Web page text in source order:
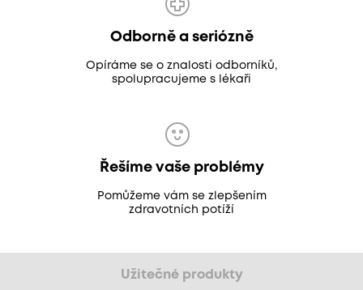
Odborně a seriózně
Opíráme se o znalosti odborníků,
spolupracujeme s lékaři
Řešíme vaše problémy
Pomůžeme vám se zlepšením
zdravotních potíží
Užitečné produkty